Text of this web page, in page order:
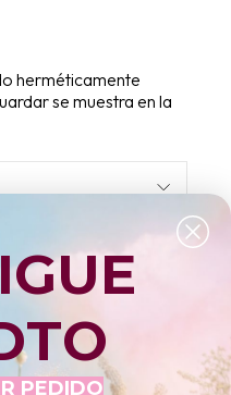
herméticamente
se muestra en la
PEDIDO